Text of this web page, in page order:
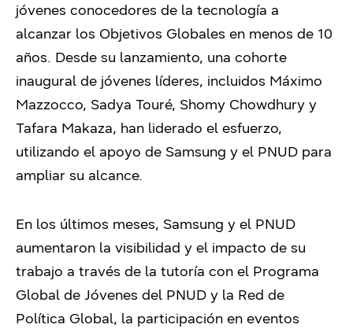
jóvenes conocedores de la tecnología a
alcanzar los Objetivos Globales en menos de 10
años. Desde su lanzamiento, una cohorte
inaugural de jóvenes líderes, incluidos Máximo
Mazzocco, Sadya Touré, Shomy Chowdhury y
Tafara Makaza, han liderado el esfuerzo,
utilizando el apoyo de Samsung y el PNUD para
ampliar su alcance.
En los últimos meses, Samsung y el PNUD
aumentaron la visibilidad y el impacto de su
trabajo a través de la tutoría con el Programa
Global de Jóvenes del PNUD y la Red de
Política Global, la participación en eventos